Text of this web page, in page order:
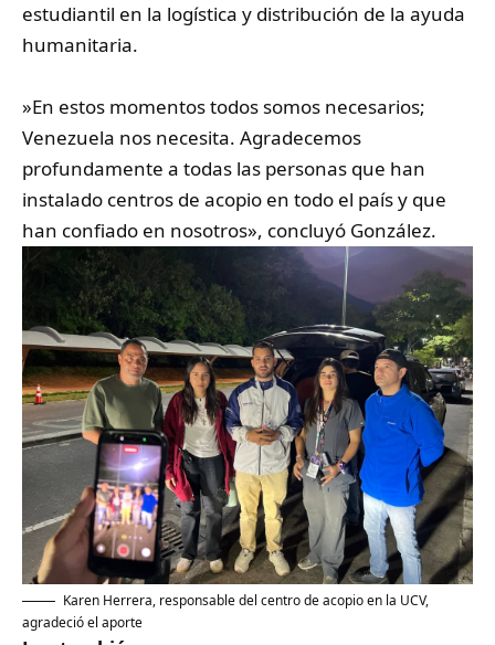
estudiantil en la logística y distribución de la ayuda
humanitaria.
‎»En estos momentos todos somos necesarios;
Venezuela nos necesita. Agradecemos
profundamente a todas las personas que han
instalado centros de acopio en todo el país y que
han confiado en nosotros», concluyó González.
Karen Herrera, responsable del centro de acopio en la UCV,
agradeció el aporte